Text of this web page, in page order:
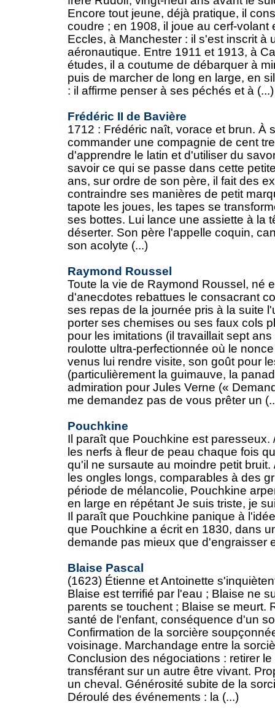
Encore tout jeune, déjà pratique, il
coudre ; en 1908, il joue au cerf-volant
Eccles, à Manchester : il s'est inscrit à
aéronautique. Entre 1911 et 1913, à
études, il a coutume de débarquer à
puis de marcher de long en large, en
: il affirme penser à ses péchés et à (...)
Frédéric II de Bavière
1712 : Frédéric naît, vorace et brun. À
commander une compagnie de cent
d'apprendre le latin et d'utiliser du
savoir ce qui se passe dans cette
ans, sur ordre de son père, il fait des
contraindre ses manières de petit
tapote les joues, les tapes se
ses bottes. Lui lance une assiette à la
déserter. Son père l'appelle coquin,
son acolyte (...)
Raymond Roussel
Toute la vie de Raymond Roussel, né
d'anecdotes rebattues le consacrant
ses repas de la journée pris à la suite
porter ses chemises ou ses faux cols
pour les imitations (il travaillait sept
roulotte ultra-perfectionnée où le
venus lui rendre visite, son goût pour
(particulièrement la guimauve, la
admiration pour Jules Verne («
me demandez pas de vous prêter un
Pouchkine
Il paraît que Pouchkine est
les nerfs à fleur de peau chaque fois
qu'il ne sursaute au moindre petit
les ongles longs, comparables à des
période de mélancolie, Pouchkine
en large en répétant Je suis triste, je
Il paraît que Pouchkine panique à
que Pouchkine a écrit en 1830, dans
demande pas mieux que d'engraisser
Blaise Pascal
(1623) Étienne et Antoinette
Blaise est terrifié par l'eau ; Blaise ne
parents se touchent ; Blaise se meurt.
santé de l'enfant, conséquence d'un
Confirmation de la sorcière
voisinage. Marchandage entre la
Conclusion des négociations : retirer
transférant sur un autre être vivant.
un cheval. Générosité subite de la
Déroulé des événements : la (...)